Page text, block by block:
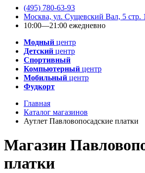
(495) 780-63-93
Москва, ул. Сущевский Вал, 5 стр. 1
10:00—21:00 ежедневно
Модный центр
Детский центр
Спортивный
Компьютерный центр
Мобильный центр
Фудкорт
Главная
Каталог магазинов
Аутлет Павловопосадские платки
Магазин
платки